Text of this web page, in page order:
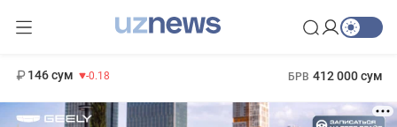
146 сум -0.18 БРВ 412 000 сум